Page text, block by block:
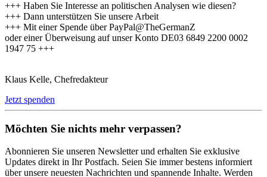
+++ Haben Sie Interesse an politischen Analysen wie diesen?
+++ Dann unterstützen Sie unsere Arbeit
+++ Mit einer Spende über PayPal@TheGermanZ
oder einer Überweisung auf unser Konto DE03 6849 2200 0002
1947 75 +++
Klaus Kelle, Chefredakteur
Jetzt spenden
Möchten Sie nichts mehr verpassen?
Abonnieren Sie unseren Newsletter und erhalten Sie exklusive
Updates direkt in Ihr Postfach. Seien Sie immer bestens informiert
über unsere neuesten Nachrichten und spannende Inhalte. Werden